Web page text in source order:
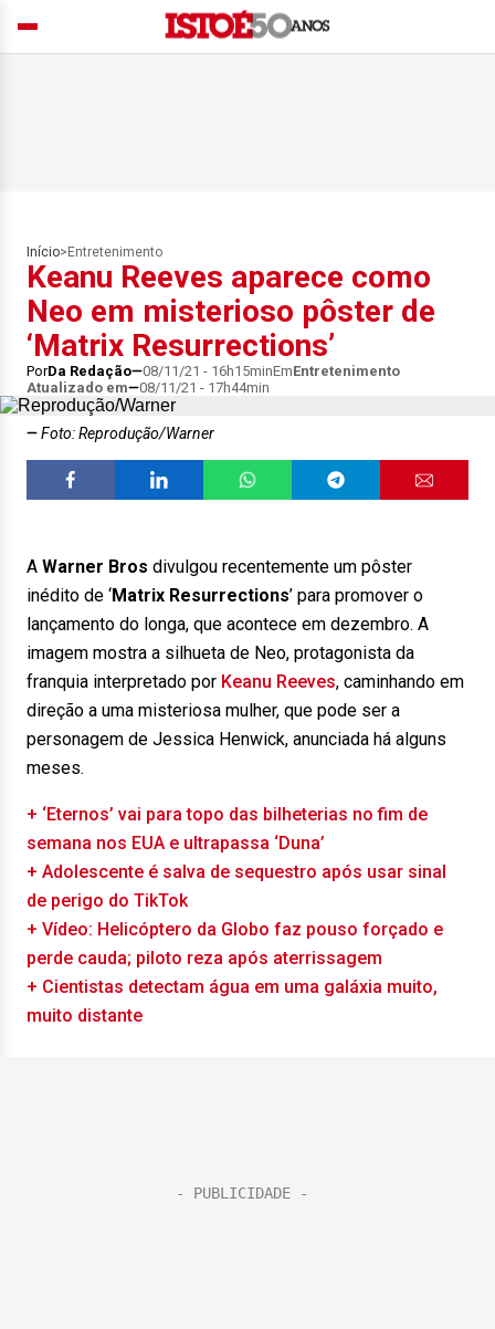
Início> Entretenimento
Keanu Reeves aparece como
Neo em misterioso pôster de
‘Matrix Resurrections’
PorDa Redação 08/11/21 - 16h15minEmEntretenimento
Atualizado em
08/11/21 - 17h44min
Foto: Reprodução/Warner
A Warner Bros divulgou recentemente um pôster
inédito de ‘Matrix Resurrections’ para promover o
lançamento do longa, que acontece em dezembro. A
imagem mostra a silhueta de Neo, protagonista da
franquia interpretado por Keanu Reeves, caminhando em
direção a uma misteriosa mulher, que pode ser a
personagem de Jessica Henwick, anunciada há alguns
meses.
+ ‘Eternos’ vai para topo das bilheterias no fim de
semana nos EUA e ultrapassa ‘Duna’
+ Adolescente é salva de sequestro após usar sinal
de perigo do TikTok
+ Vídeo: Helicóptero da Globo faz pouso forçado e
perde cauda; piloto reza após aterrissagem
+ Cientistas detectam água em uma galáxia muito,
muito distante